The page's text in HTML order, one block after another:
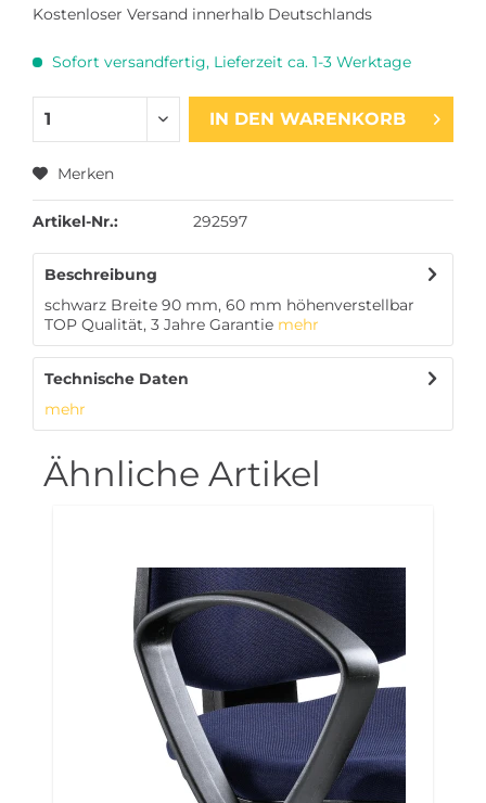
Kostenloser Versand innerhalb Deutschlands
Sofort versandfertig, Lieferzeit ca. 1-3 Werktage
IN DEN WARENKORB
Merken
Artikel-Nr.: 292597
Beschreibung
schwarz Breite 90 mm, 60 mm höhenverstellbar
TOP Qualität, 3 Jahre Garantie mehr
Technische Daten
mehr
Ähnliche Artikel